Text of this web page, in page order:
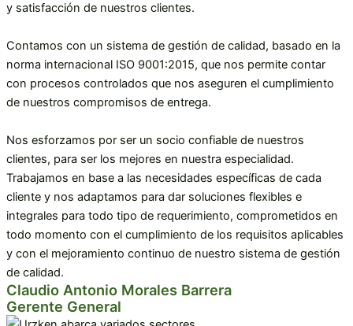
y satisfacción de nuestros clientes.
Contamos con un sistema de gestión de calidad, basado en la
norma internacional ISO 9001:2015, que nos permite contar
con procesos controlados que nos aseguren el cumplimiento
de nuestros compromisos de entrega.
Nos esforzamos por ser un socio confiable de nuestros
clientes, para ser los mejores en nuestra especialidad.
Trabajamos en base a las necesidades específicas de cada
cliente y nos adaptamos para dar soluciones flexibles e
integrales para todo tipo de requerimiento, comprometidos en
todo momento con el cumplimiento de los requisitos aplicables
y con el mejoramiento continuo de nuestro sistema de gestión
de calidad.
Claudio Antonio Morales Barrera
Gerente General